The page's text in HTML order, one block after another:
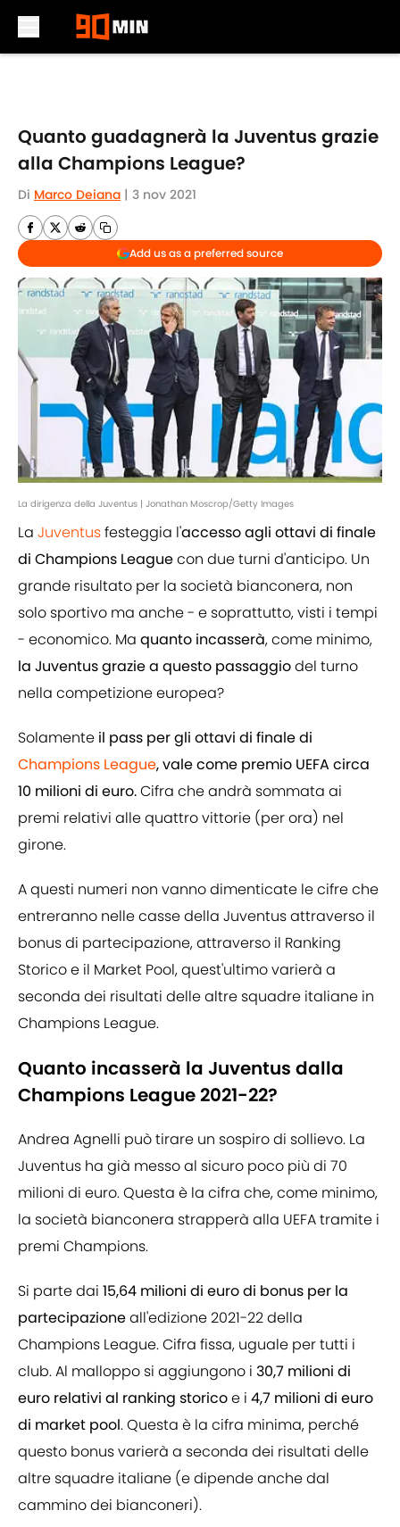
Quanto guadagnerà la Juventus grazie
alla Champions League?
Di Marco Deiana | 3 nov 2021
Add us as a preferred source
La dirigenza della Juventus | Jonathan Moscrop/Getty Images
La Juventusfesteggia l'accesso agli ottavi di finale
di Champions Leaguecon due turni d'anticipo. Un
grande risultato per la società bianconera, non
solo sportivo ma anche - e soprattutto, visti i tempi
- economico. Ma quanto incasserà, come minimo,
la Juventus grazie a questo passaggiodel turno
nella competizione europea?
Solamente il pass per gli ottavi di finale di
Champions League, vale come premio UEFA circa
10 milioni di euro.Cifra che andrà sommata ai
premi relativi alle quattro vittorie (per ora) nel
girone.
A questi numeri non vanno dimenticate le cifre che
entreranno nelle casse della Juventus attraverso il
bonus di partecipazione, attraverso il Ranking
Storico e il Market Pool, quest'ultimo varierà a
seconda dei risultati delle altre squadre italiane in
Champions League.
Quanto incasserà la Juventus dalla
Champions League 2021-22?
Andrea Agnelli può tirare un sospiro di sollievo. La
Juventus ha già messo al sicuro poco più di 70
milioni di euro. Questa è la cifra che, come minimo,
la società bianconera strapperà alla UEFA tramite i
premi Champions.
Si parte dai 15,64 milioni di euro di bonus per la
partecipazioneall'edizione 2021-22 della
Champions League. Cifra fissa, uguale per tutti i
club. Al malloppo si aggiungono i 30,7 milioni di
euro relativi al ranking storicoe i 4,7 milioni di euro
di market pool. Questa è la cifra minima, perché
questo bonus varierà a seconda dei risultati delle
altre squadre italiane (e dipende anche dal
cammino dei bianconeri).